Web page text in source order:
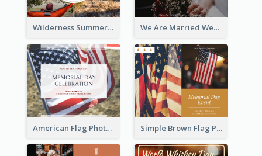
Wilderness Summer Camp Facebook Post We Are Married Wedding Facebook Post
American Flag Photo Memorial Day Celebration Facebook Post Simple Brown Flag Photo Memorial Day Facebook Post